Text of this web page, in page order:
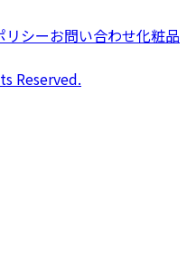
リシーお問い合わせ化粧品
Reserved.